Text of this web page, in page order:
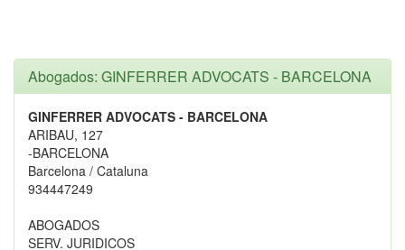
Abogados: GINFERRER ADVOCATS - BARCELONA
GINFERRER ADVOCATS - BARCELONA
ARIBAU, 127
-BARCELONA
Barcelona / Cataluna
934447249
ABOGADOS
SERV. JURIDICOS